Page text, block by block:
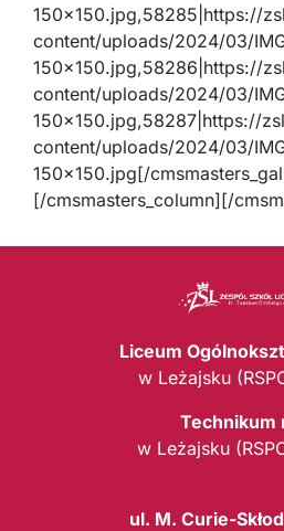
150×150.jpg,58285|https://
content/uploads/2024/03/
150×150.jpg,58286|https://
content/uploads/2024/03/
150×150.jpg,58287|https://
content/uploads/2024/03/
150×150.jpg[/
[/cmsmasters_column][/
Liceum
w Leżajsku
Technikum
w Leżajsku
ul. M. Curie-